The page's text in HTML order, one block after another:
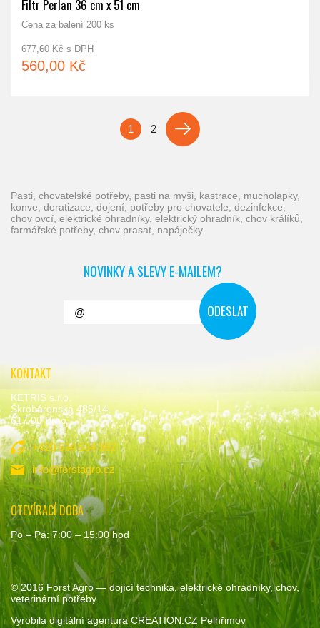
Filtr Perlan 36 cm x 51 cm
Cena za balení 200 ks
677,60 Kč s DPH
560,00 Kč
1 2
pasti, chovatelské potřeby, pasti na myši, kastrace, mucholapky,
konve, deratizace, dojení, potřeby pro chovatele, dezinfekce,
chov ovcí, elektrické ohradníky, elektrický ohradník, chov králíků,
farmářské potřeby, chov prasat, napáječky.
NOVINKY A SLEVY E-MAILEM?
KONTAKT
KETRIS s.r.o.
Škrobárenská 485/14,
617 00 Brno
+420 534 534 992
info@forstagro.cz
OTEVÍRACÍ DOBA
Po – Pá: 7:00 – 15:00 hod
© 2016Forst Agro— dojící technika, elektrické ohradníky, chov,
veterinární potřeby.
Vyrobila digitální agentura CREATION.CZ Pelhřimov